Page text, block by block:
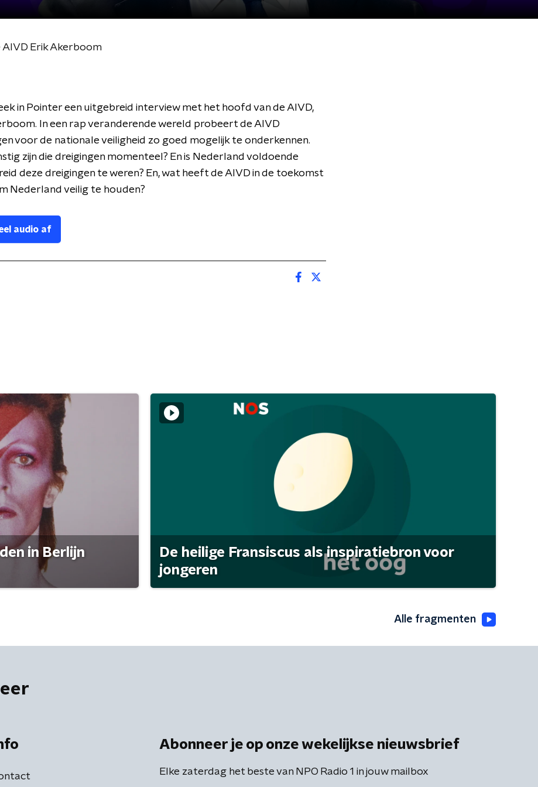
Erik Akerboom
in Pointer een uitgebreid interview met het hoofd van de AIVD,
In een rap veranderende wereld probeert de AIVD
voor de nationale veiligheid zo goed mogelijk te onderkennen.
zijn die dreigingen momenteel? En is Nederland voldoende
deze dreigingen te weren? En, wat heeft de AIVD in de toekomst
Nederland veilig te houden?
audio af
in Berlijn
De heilige Fransiscus als inspiratiebron voor
jongeren
Alle fragmenten
Abonneer je op onze wekelijkse nieuwsbrief
Elke zaterdag het beste van NPO Radio 1 in jouw mailbox